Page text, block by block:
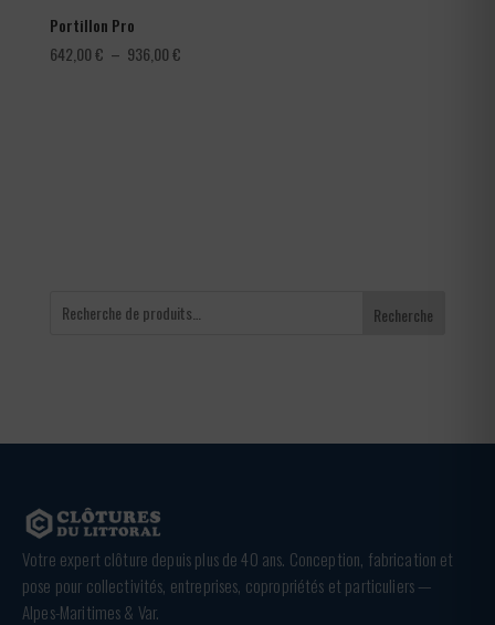
Portillon Pro
642,00€ – 936,00€Plage
Recherche
Votre expert clôture depuis plus de 40 ans. Conception, fabrication et
pose pour collectivités, entreprises, copropriétés et particuliers —
Alpes-Maritimes & Var.